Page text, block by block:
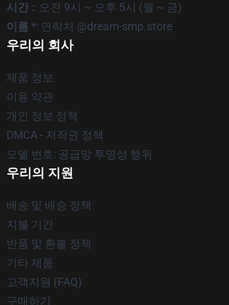
시간 :: 오전 9시 ~ 오후 5시 (월 ~ 금)
이름 *: 연락처 @dream-smp.store
우리의 회사
제품 정보
이용 약관
개인 정보 정책
DMCA - 저작권 정책
모델 번호: 공급망 투명성 행위
우리의 지원
배송 및 배송 정책
지불 기간
반품 및 환불 정책
기타 제품
고객지원 (FAQ)
구매하기